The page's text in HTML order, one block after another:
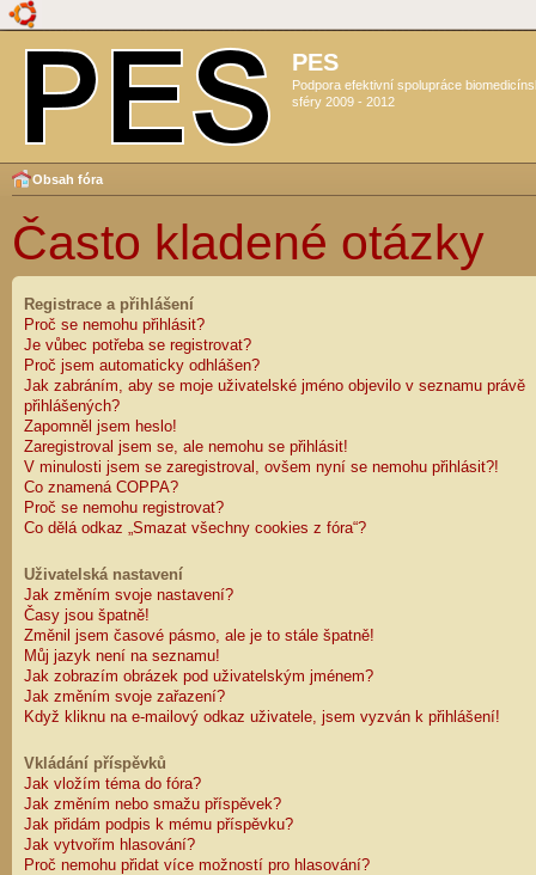
PES
Podpora efektivní spolupráce
sféry 2009 - 2012
Obsah fóra
Často kladené otázky
Registrace a přihlášení
Proč se nemohu přihlásit?
Je vůbec potřeba se registrovat?
Proč jsem automaticky odhlášen?
Jak zabráním, aby se moje uživatelské jméno objevilo v seznamu právě
přihlášených?
Zapomněl jsem heslo!
Zaregistroval jsem se, ale nemohu se přihlásit!
V minulosti jsem se zaregistroval, ovšem nyní se nemohu přihlásit?!
Co znamená COPPA?
Proč se nemohu registrovat?
Co dělá odkaz „Smazat všechny cookies z fóra“?
Uživatelská nastavení
Jak změním svoje nastavení?
Časy jsou špatně!
Změnil jsem časové pásmo, ale je to stále špatně!
Můj jazyk není na seznamu!
Jak zobrazím obrázek pod uživatelským jménem?
Jak změním svoje zařazení?
Když kliknu na e-mailový odkaz uživatele, jsem vyzván k přihlášení!
Vkládání příspěvků
Jak vložím téma do fóra?
Jak změním nebo smažu příspěvek?
Jak přidám podpis k mému příspěvku?
Jak vytvořím hlasování?
Proč nemohu přidat více možností pro hlasování?